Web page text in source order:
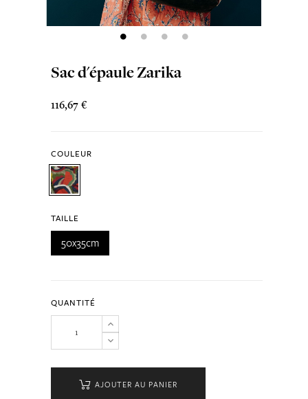
Sac d'épaule Zarika
116,67 €
COULEUR
TAILLE
50x35cm
QUANTITÉ
AJOUTER AU PANIER